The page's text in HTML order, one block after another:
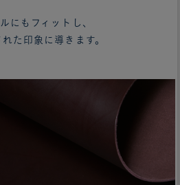
にもフィットし、
た印象に導きます。